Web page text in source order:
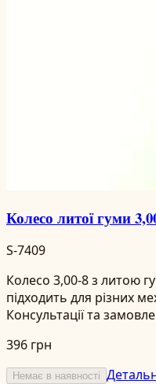
Колесо литої гуми
S-7409
Колесо 3,00-8 з литою
підходить для різних
Консультації та
396 грн
Немає в наявності